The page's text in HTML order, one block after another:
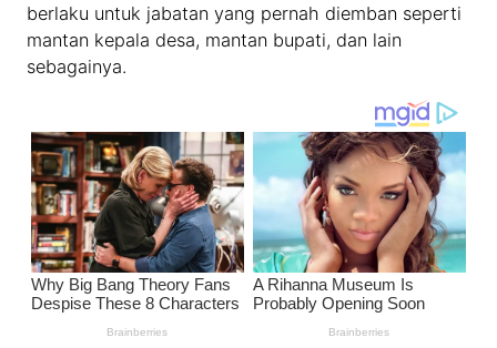
berlaku untuk jabatan yang pernah diemban seperti
mantan kepala desa, mantan bupati, dan lain
sebagainya.